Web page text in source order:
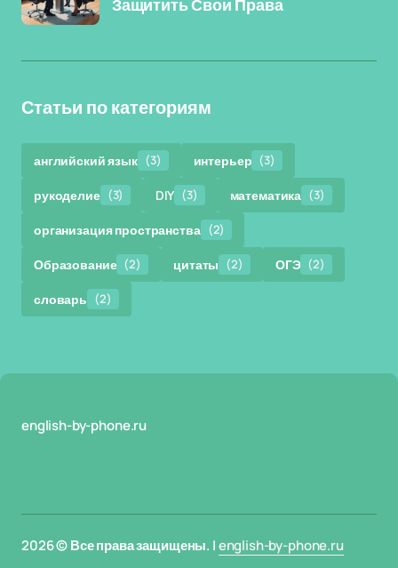
Защитить Свои Права
Статьи по категориям
английский язык (3) интерьер (3)
рукоделие (3) DIY (3) математика (3)
организация пространства (2)
Образование (2) цитаты (2) ОГЭ (2)
словарь (2)
english-by-phone.ru
2026 © Все права защищены. |english-by-phone.ru